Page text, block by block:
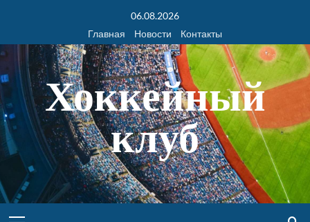
06.08.2026
Главная
Новости Контакты
Хоккейный
клуб